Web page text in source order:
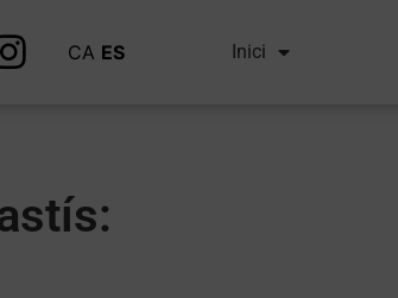
CA ES Inici